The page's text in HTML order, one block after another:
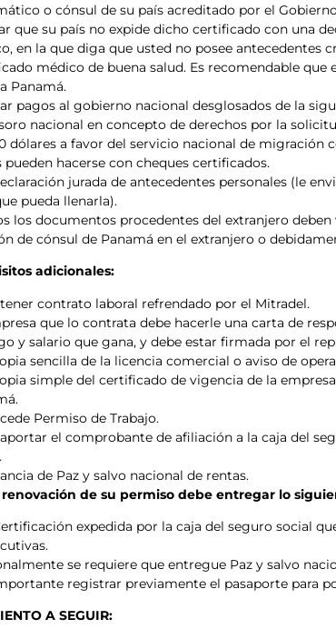
o cónsul de su país acreditado por el
que su país no expide dicho certificado con una
en la que diga que usted no posee antecedentes
médico de buena salud. Es recomendable
Panamá.
pagos al gobierno nacional desglosados de la
nacional en concepto de derechos por la
dólares a favor del servicio nacional de migración
pueden hacerse con cheques certificados.
jurada de antecedentes personales (le
pueda llenarla).
los documentos procedentes del extranjero deben
de cónsul de Panamá en el extranjero o
adicionales:
contrato laboral refrendado por el Mitradel.
que lo contrata debe hacerle una carta de
y salario que gana, y debe estar firmada por el
sencilla de la licencia comercial o aviso de
simple del certificado de vigencia de la
Permiso de Trabajo.
el comprobante de afiliación a la caja del
de Paz y salvo nacional de rentas.
renovación de su permiso debe entregar lo
expedida por la caja del seguro social
se requiere que entregue Paz y salvo
registrar previamente el pasaporte para
A SEGUIR: